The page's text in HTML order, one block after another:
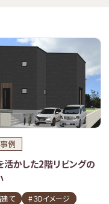
例
活かした2階リビングの
て
#３Dイメージ